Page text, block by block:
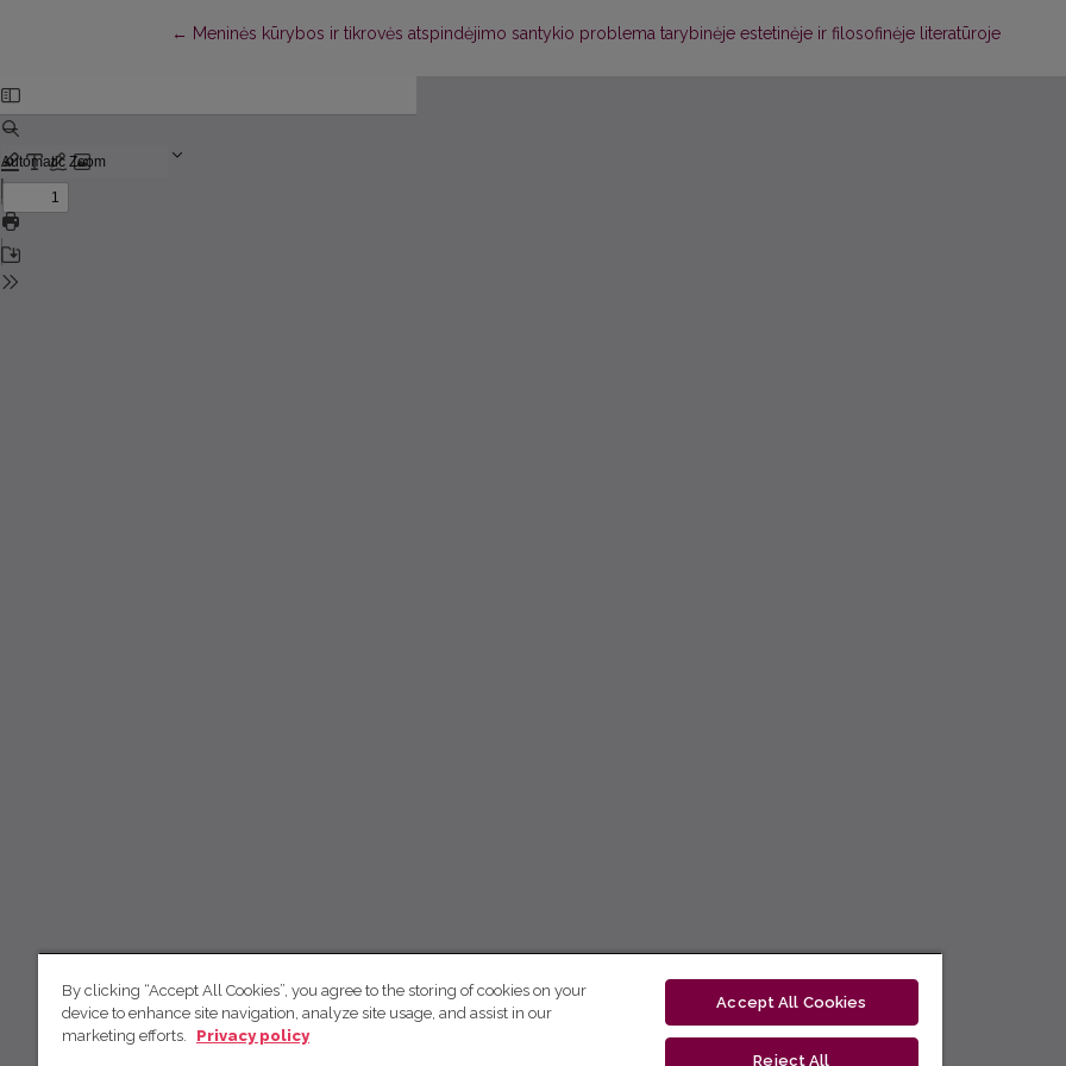
← Return to Article Details
Meninės kūrybos ir tikrovės atspindėjimo santykio problema tarybinėje estetinėje ir filosofinėje literatūroje
By clicking “Accept All Cookies”, you agree to the storing of cookies on your
device to enhance site navigation, analyze site usage, and assist in our
marketing efforts.
Privacy policy
Accept All Cookies
Reject All